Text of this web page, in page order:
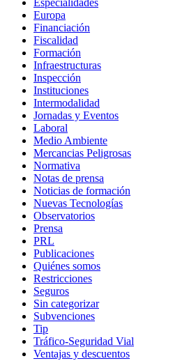
Especialidades
Europa
Financiación
Fiscalidad
Formación
Infraestructuras
Inspección
Instituciones
Intermodalidad
Jornadas y Eventos
Laboral
Medio Ambiente
Mercancias Peligrosas
Normativa
Notas de prensa
Noticias de formación
Nuevas Tecnologías
Observatorios
Prensa
PRL
Publicaciones
Quiénes somos
Restricciones
Seguros
Sin categorizar
Subvenciones
Tip
Tráfico-Seguridad Vial
Ventajas y descuentos